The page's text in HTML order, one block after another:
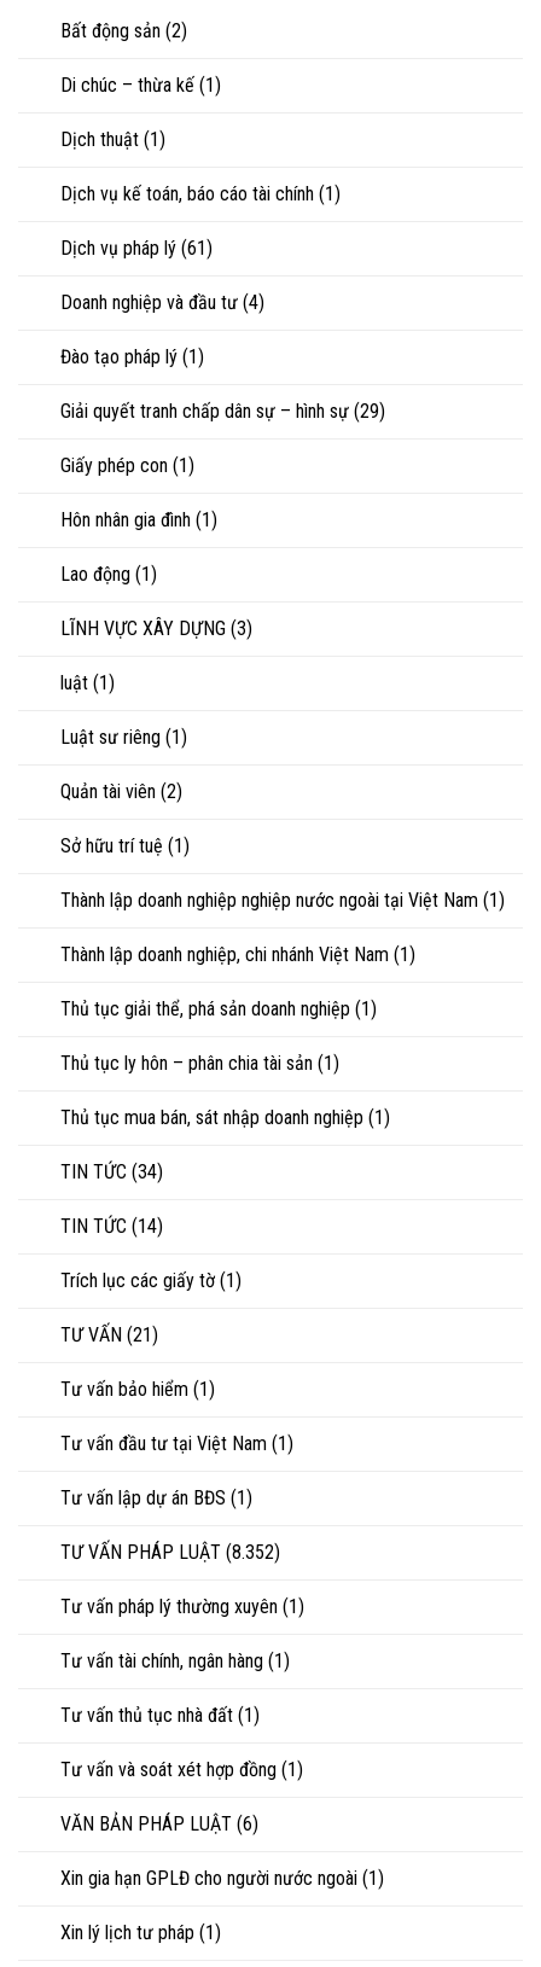
chấp
Bất động sản (2)
Di chúc – thừa kế (1)
Dịch thuật (1)
Dịch vụ kế toán, báo cáo tài chính (1)
Dịch vụ pháp lý (61)
Doanh nghiệp và đầu tư (4)
Đào tạo pháp lý (1)
Giải quyết tranh chấp dân sự – hình sự (29)
Giấy phép con (1)
Hôn nhân gia đình (1)
Lao động (1)
LĨNH VỰC XÂY DỰNG (3)
luật (1)
Luật sư riêng (1)
Quản tài viên (2)
Sở hữu trí tuệ (1)
Thành lập doanh nghiệp nghiệp nước ngoài tại Việt Nam (1)
Thành lập doanh nghiệp, chi nhánh Việt Nam (1)
Thủ tục giải thể, phá sản doanh nghiệp (1)
Thủ tục ly hôn – phân chia tài sản (1)
Thủ tục mua bán, sát nhập doanh nghiệp (1)
TIN TỨC (34)
TIN TỨC (14)
Trích lục các giấy tờ (1)
TƯ VẤN (21)
Tư vấn bảo hiểm (1)
Tư vấn đầu tư tại Việt Nam (1)
Tư vấn lập dự án BĐS (1)
TƯ VẤN PHÁP LUẬT (8.352)
Tư vấn pháp lý thường xuyên (1)
Tư vấn tài chính, ngân hàng (1)
Tư vấn thủ tục nhà đất (1)
Tư vấn và soát xét hợp đồng (1)
VĂN BẢN PHÁP LUẬT (6)
Xin gia hạn GPLĐ cho người nước ngoài (1)
Xin lý lịch tư pháp (1)